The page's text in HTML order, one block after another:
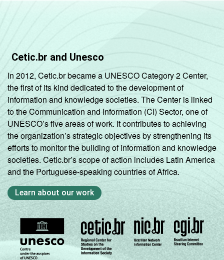
mil até 20
habitantes
Norte -
Mais de 20
mil até 50
mil
habitantes
80 20 0
Norte -
Mais de 50
mil até
100 mil
habitantes
4
Norte -
Cetic.br and Unesco
In 2012, Cetic.br became a UNESCO Category 2 Center,
the first of its kind dedicated to the development of
information and knowledge societies. The Center is linked
to the Communication and Information (CI) Sector, one of
UNESCO’s five areas of work. It contributes to achieving
the organization’s strategic objectives by strengthening its
efforts to monitor the building of information and knowledge
societies. Cetic.br’s scope of action includes Latin America
and the Portuguese-speaking countries of Africa.
Learn about our work